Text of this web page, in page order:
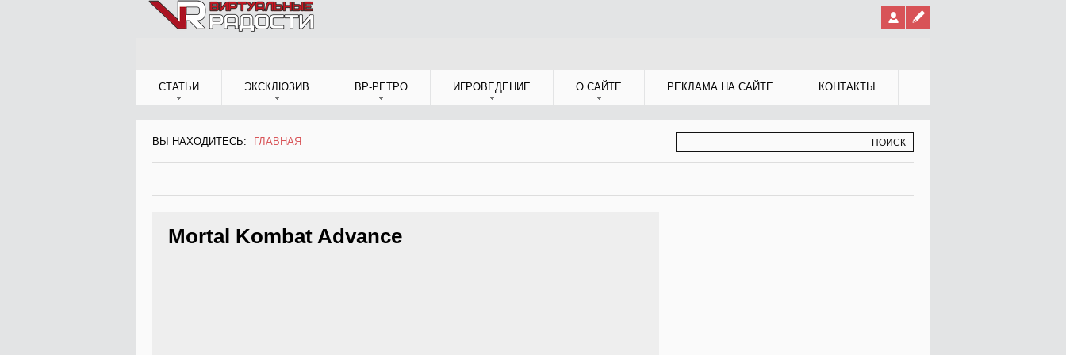
СТАТЬИ ЭКСКЛЮЗИВ ВР-РЕТРО ИГРОВЕДЕНИЕ О САЙТЕ РЕКЛАМА НА САЙТЕ КОНТАКТЫ
ВЫ НАХОДИТЕСЬ:
ВЫ НАХОДИТЕСЬ
ГЛАВНАЯ
Mortal Kombat Advance